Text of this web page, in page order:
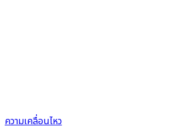
ความเคลื่อนไหว